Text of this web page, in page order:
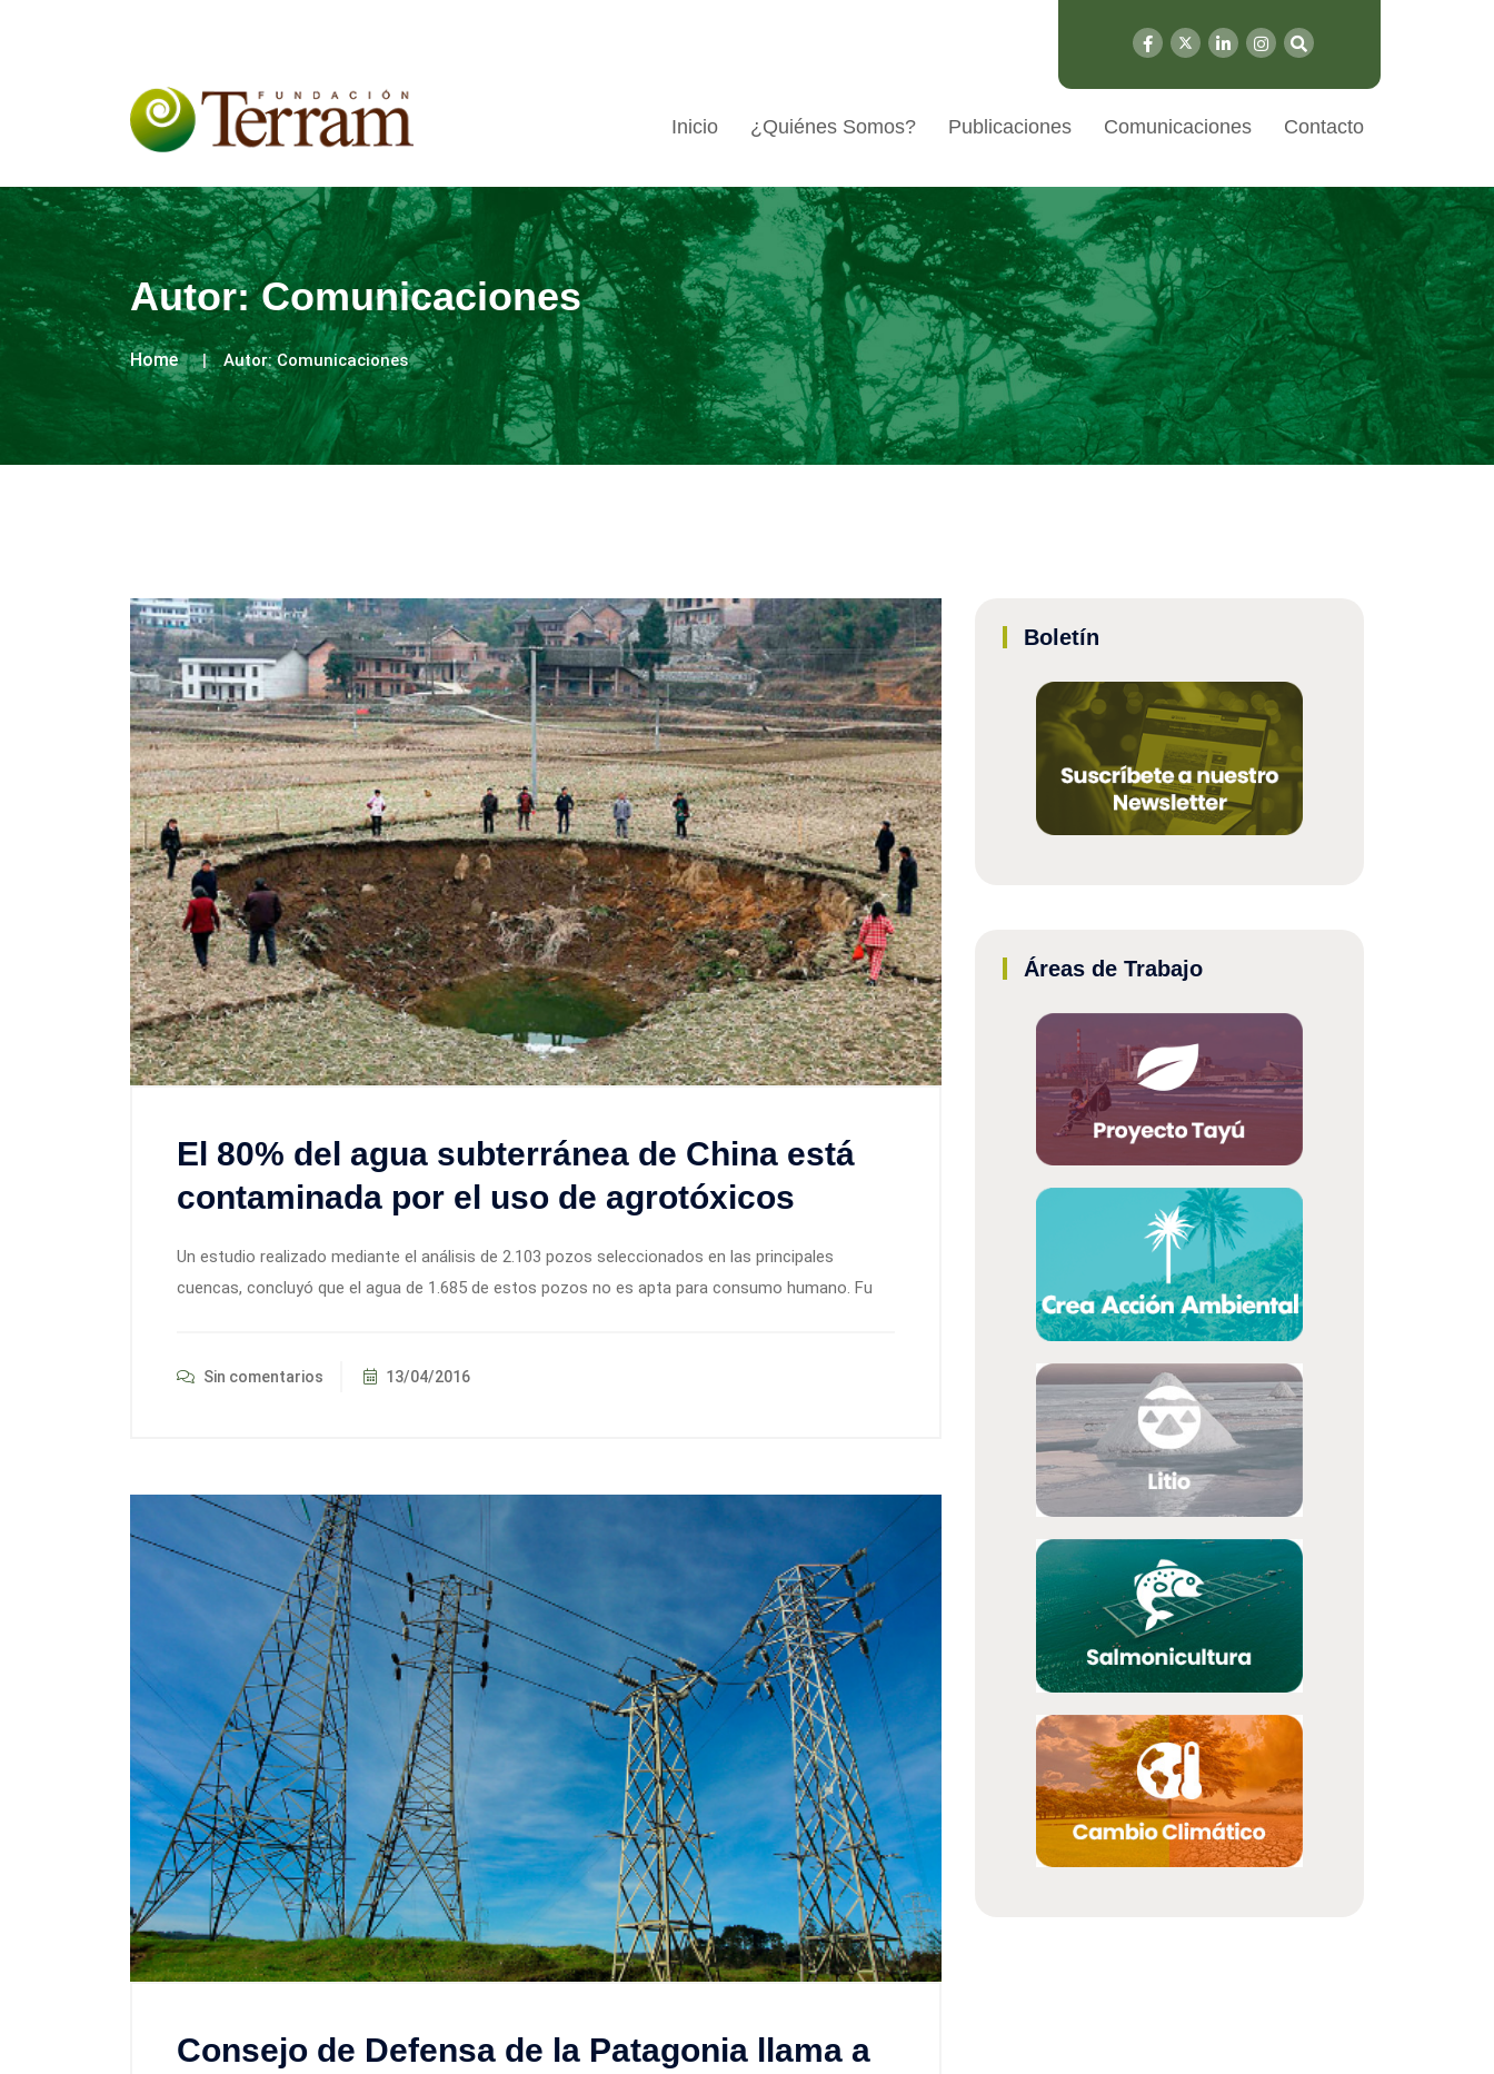
Inicio ¿Quiénes Somos? Publicaciones Comunicaciones Contacto
Autor:Comunicaciones
Home Autor:Comunicaciones
El 80% del agua subterránea de China está
contaminada por el uso de agrotóxicos
Un estudio realizado mediante el análisis de 2.103 pozos seleccionados en las principales
cuencas, concluyó que el agua de 1.685 de estos pozos no es apta para consumo humano. Fu
Sin comentarios 13/04/2016
Consejo de Defensa de la Patagonia llama a
Boletín
Áreas de Trabajo